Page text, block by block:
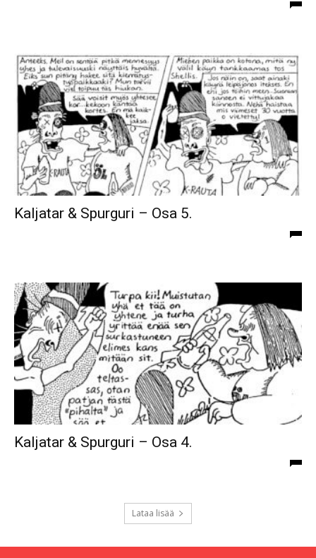
Kaljatar & Spurguri – Osa 5.
Kaljatar & Spurguri – Osa 4.
Lataa lisää